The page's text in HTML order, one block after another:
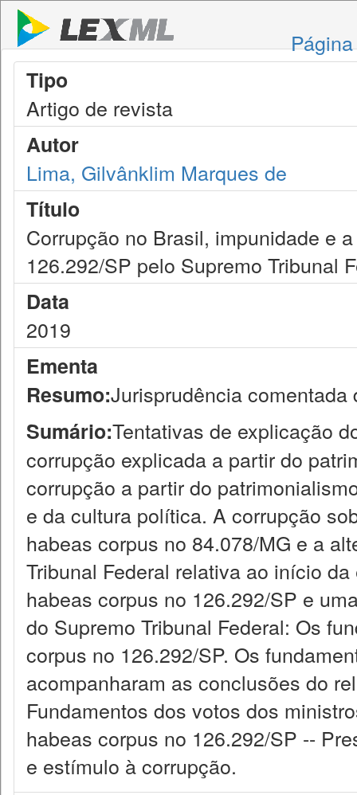
Tipo
Artigo de revista
Autor
Lima, Gilvânklim Marques de
Título
Corrupção no Brasil, impunidade e
126.292/SP pelo Supremo Tribunal
Data
2019
Ementa
Resumo:Jurisprudência comentada
Sumário:Tentativas de explicação
corrupção explicada a partir do
corrupção a partir do
e da cultura política. A corrupção
habeas corpus no 84.078/MG e a
Tribunal Federal relativa ao início
habeas corpus no 126.292/SP e
do Supremo Tribunal Federal: Os
corpus no 126.292/SP. Os
acompanharam as conclusões do
Fundamentos dos votos dos
habeas corpus no 126.292/SP --
e estímulo à corrupção.